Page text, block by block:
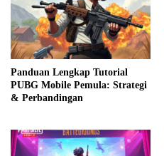
Panduan Lengkap Tutorial
PUBG Mobile Pemula: Strategi
& Perbandingan